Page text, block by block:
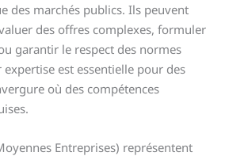
des marchés publics. Ils peuvent
des offres complexes, formuler
garantir le respect des normes
est essentielle pour des
où des compétences
Entreprises) représentent